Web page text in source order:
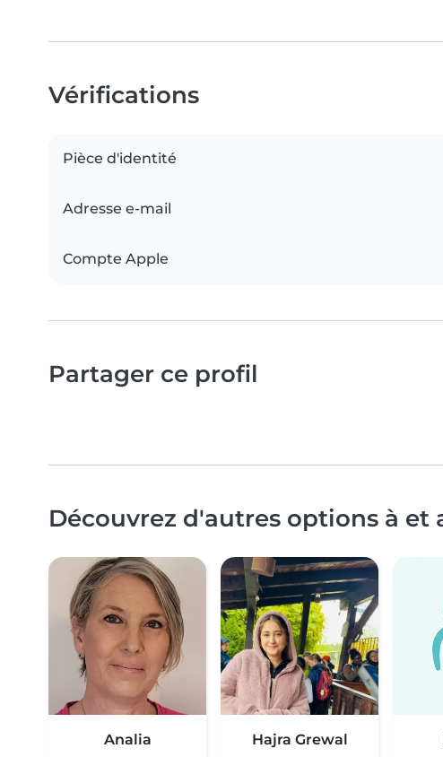
Vérifications
Pièce d'identité
Adresse e-mail
Compte Apple
Partager ce profil
Découvrez d'autres options à et
Analia Hajra Grewal